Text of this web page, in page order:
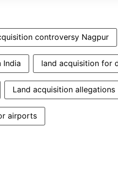
controversy Nagpur
India land acquisition for
Land acquisition allegations
airports